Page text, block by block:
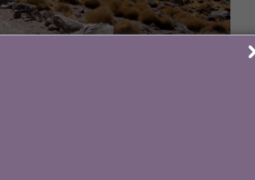
que originaram as cordilheiras
é perfeito para verdadeiros
vulcões, lagoas e salinas!